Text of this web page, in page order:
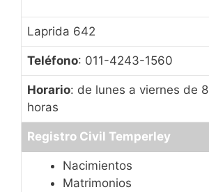
Laprida 642
Teléfono: 011-4243-1560
Horario: de lunes a viernes de
horas
Registro Civil Temperley
Nacimientos
Matrimonios